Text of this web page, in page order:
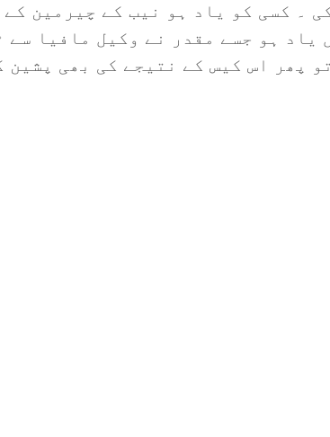
۔ کسی کو یاد ہو نیب کے چیرمین
یاد ہو جسے مقدر نے وکیل مافیا
تو پھر اس کیس کے نتیجے کی بھی